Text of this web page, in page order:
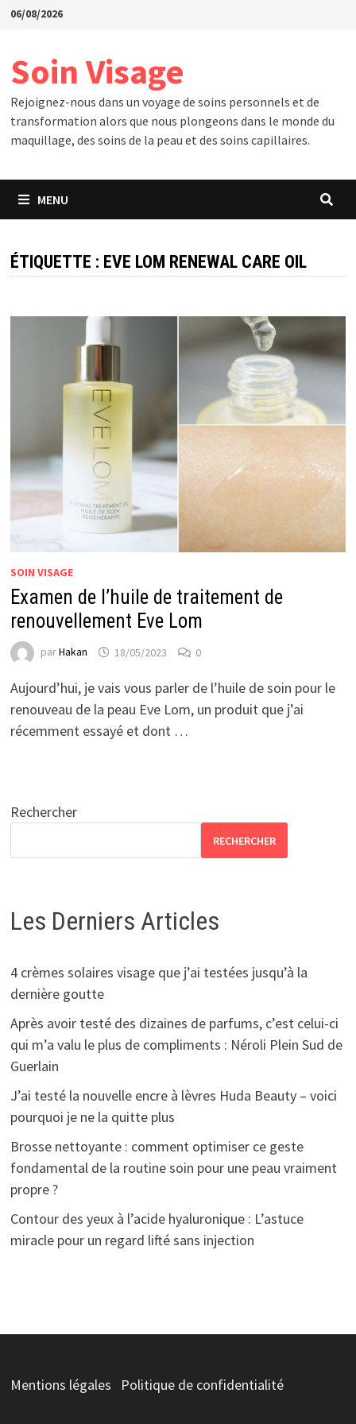
Passer
06/08/2026
Soin Visage
Rejoignez-nous dans un voyage de soins personnels et de
transformation alors que nous plongeons dans le monde du
maquillage, des soins de la peau et des soins capillaires.
MENU
ÉTIQUETTE : EVE LOM RENEWAL CARE OIL
SOIN VISAGE
Examen de l’huile de traitement de
renouvellement Eve Lom
parHakan 18/05/2023 0
Aujourd’hui, je vais vous parler de l’huile de soin pour le
renouveau de la peau Eve Lom, un produit que j’ai
récemment essayé et dont …
Rechercher
RECHERCHER
Les Derniers Articles
4 crèmes solaires visage que j’ai testées jusqu’à la
dernière goutte
Après avoir testé des dizaines de parfums, c’est celui-ci
qui m’a valu le plus de compliments : Néroli Plein Sud de
Guerlain
J’ai testé la nouvelle encre à lèvres Huda Beauty – voici
pourquoi je ne la quitte plus
Brosse nettoyante : comment optimiser ce geste
fondamental de la routine soin pour une peau vraiment
propre ?
Contour des yeux à l’acide hyaluronique : L’astuce
miracle pour un regard lifté sans injection
Mentions légales Politique de confidentialité